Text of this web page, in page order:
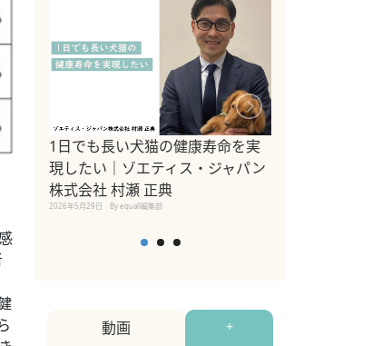
1日でも長い犬猫の健康寿命を実
現したい｜ゾエティス・ジャパン
株式会社 村瀬 正典
2026年5月29日 By equall編集部
動画 +